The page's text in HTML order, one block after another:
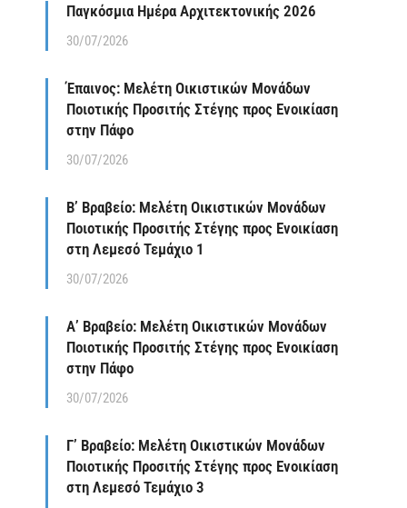
Παγκόσμια Ημέρα Αρχιτεκτονικής 2026
30/07/2026
Έπαινος: Μελέτη Οικιστικών Μονάδων
Ποιοτικής Προσιτής Στέγης προς Ενοικίαση
στην Πάφο
30/07/2026
Β’ Βραβείο: Μελέτη Οικιστικών Μονάδων
Ποιοτικής Προσιτής Στέγης προς Ενοικίαση
στη Λεμεσό Τεμάχιο 1
30/07/2026
Α’ Βραβείο: Μελέτη Οικιστικών Μονάδων
Ποιοτικής Προσιτής Στέγης προς Ενοικίαση
στην Πάφο
30/07/2026
Γ’ Βραβείο: Μελέτη Οικιστικών Μονάδων
Ποιοτικής Προσιτής Στέγης προς Ενοικίαση
στη Λεμεσό Τεμάχιο 3